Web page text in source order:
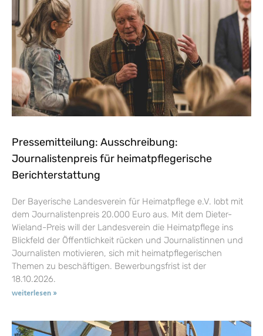
Pressemitteilung: Ausschreibung:
Journalistenpreis für heimatpflegerische
Berichterstattung
Der Bayerische Landesverein für Heimatpflege e.V. lobt mit
dem Journalistenpreis 20.000 Euro aus. Mit dem Dieter-
Wieland-Preis will der Landesverein die Heimatpflege ins
Blickfeld der Öffentlichkeit rücken und Journalistinnen und
Journalisten motivieren, sich mit heimatpflegerischen
Themen zu beschäftigen. Bewerbungsfrist ist der
18.10.2026.
weiterlesen »